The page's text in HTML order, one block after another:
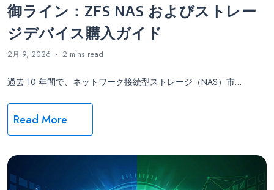
御ライン：ZFS NAS およびストレー
ジデバイス購入ガイド
2月 9, 2026 2 mins read
過去 10 年間で、ネットワーク接続型ストレージ（NAS）市…
Read More